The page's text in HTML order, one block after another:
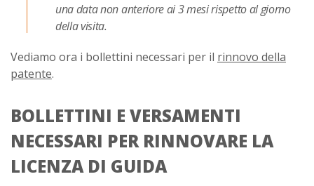
una data non anteriore ai 3 mesi rispetto al giorno
della visita.
Vediamo ora i bollettini necessari per il rinnovo della
patente.
BOLLETTINI E VERSAMENTI
NECESSARI PER RINNOVARE LA
LICENZA DI GUIDA